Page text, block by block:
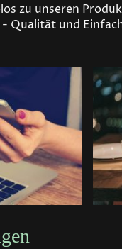
zu unseren
Qualität und